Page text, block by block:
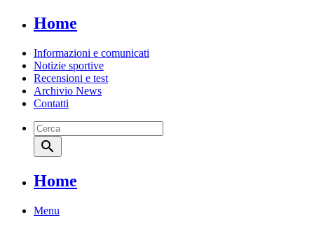
Home
Informazioni e comunicati
Notizie sportive
Recensioni e test
Archivio News
Contatti
search
Home
Menu